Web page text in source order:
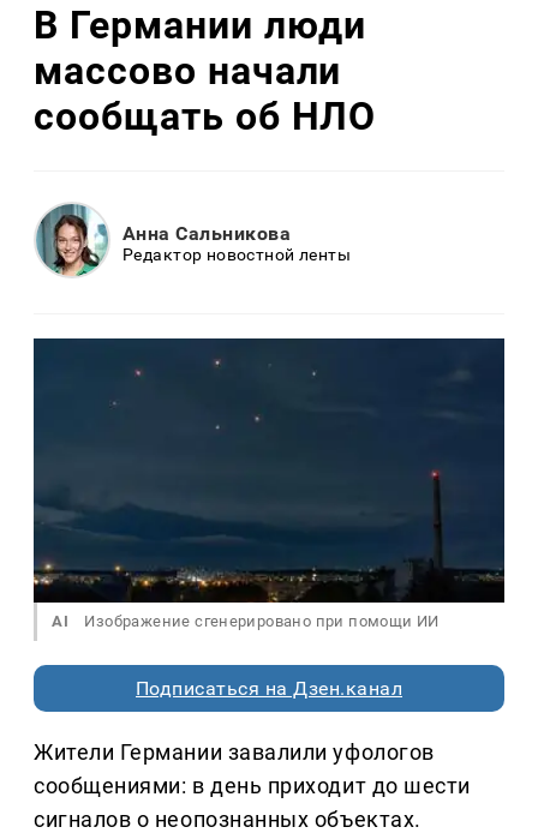
В Германии люди
массово начали
сообщать об НЛО
Анна Сальникова
Редактор новостной ленты
AI Изображение сгенерировано при помощи ИИ
Подписаться на Дзен.канал
Жители Германии завалили уфологов
сообщениями: в день приходит до шести
сигналов о неопознанных объектах.